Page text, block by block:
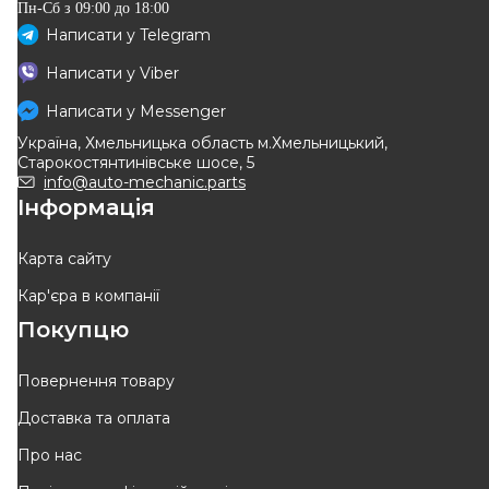
TEKNOROT
Кульова опора верхня ліва/
права Renault Master II, Opel
Movano 98–
Код: R-476
509 грн
459 грн
КУПИТИ
Відправка
1 579 грн
- 10 %
ASAM AUTOMOTIVE
Пн-Сб з 09:00 до 18:00
Написати у Telegram
Написати у Viber
Написати у Messenger
Україна, Хмельницька область м.Хмельницький,
Старокостянтинівське шосе, 5
info@auto-mechanic.parts
Інформація
Карта сайту
Кар'єра в компанії
Покупцю
Повернення товару
Доставка та оплата
Про нас